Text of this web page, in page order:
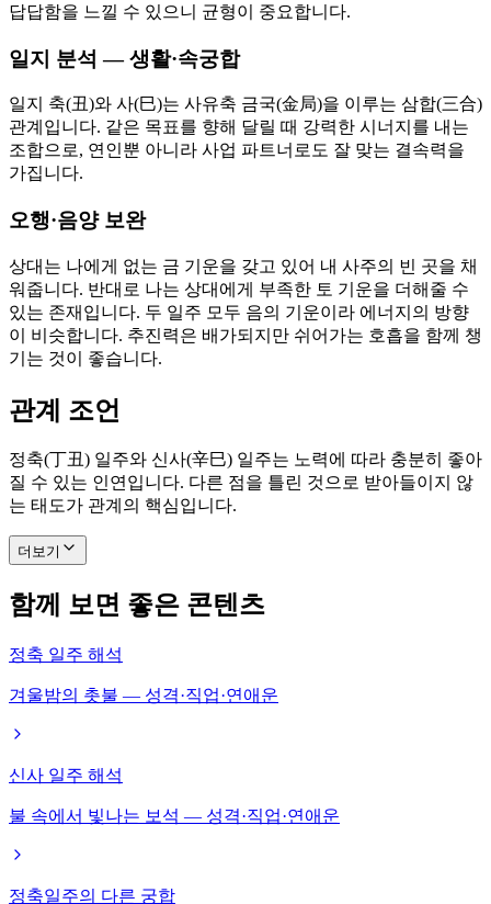
답답함을 느낄 수 있으니 균형이 중요합니다.
일지 분석 — 생활·속궁합
일지 축(丑)와 사(巳)는 사유축 금국(金局)을 이루는 삼합(三合)
관계입니다. 같은 목표를 향해 달릴 때 강력한 시너지를 내는
조합으로, 연인뿐 아니라 사업 파트너로도 잘 맞는 결속력을
가집니다.
오행·음양 보완
상대는 나에게 없는 금 기운을 갖고 있어 내 사주의 빈 곳을 채
워줍니다. 반대로 나는 상대에게 부족한 토 기운을 더해줄 수
있는 존재입니다. 두 일주 모두 음의 기운이라 에너지의 방향
이 비슷합니다. 추진력은 배가되지만 쉬어가는 호흡을 함께 챙
기는 것이 좋습니다.
관계 조언
정축(丁丑) 일주와 신사(辛巳) 일주는 노력에 따라 충분히 좋아
질 수 있는 인연입니다. 다른 점을 틀린 것으로 받아들이지 않
는 태도가 관계의 핵심입니다.
더보기
함께 보면 좋은 콘텐츠
정축 일주 해석
겨울밤의 촛불 — 성격·직업·연애운
신사 일주 해석
불 속에서 빛나는 보석 — 성격·직업·연애운
정축일주의 다른 궁합